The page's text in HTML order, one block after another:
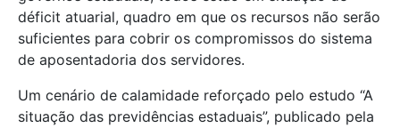
déficit atuarial, quadro em que os recursos não serão
suficientes para cobrir os compromissos do sistema
de aposentadoria dos servidores.
Um cenário de calamidade reforçado pelo estudo “A
situação das previdências estaduais”, publicado pela